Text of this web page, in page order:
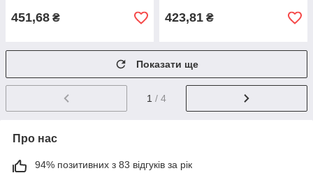
451,68 ₴ 423,81 ₴
Показати ще
1 / 4
Про нас
94% позитивних з 83 відгуків за рік